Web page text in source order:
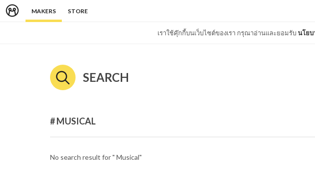
MAKERS STORE
เราใช้คุ๊กกี้บนเว็บไซต์ของเรา กรุณาอ่านและยอมรับนโยบ
SEARCH
# MUSICAL
No search result for " Musical"